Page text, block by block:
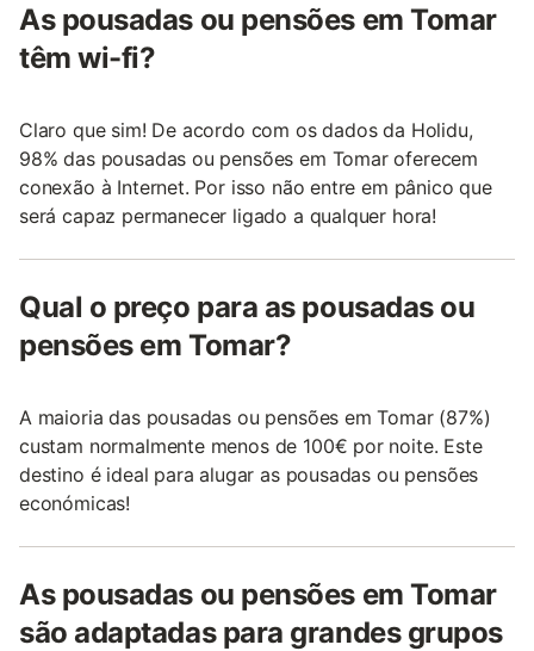
As pousadas ou pensões em Tomar
têm wi-fi?
Claro que sim! De acordo com os dados da Holidu,
98% das pousadas ou pensões em Tomar oferecem
conexão à Internet. Por isso não entre em pânico que
será capaz permanecer ligado a qualquer hora!
Qual o preço para as pousadas ou
pensões em Tomar?
A maioria das pousadas ou pensões em Tomar (87%)
custam normalmente menos de 100€ por noite. Este
destino é ideal para alugar as pousadas ou pensões
económicas!
As pousadas ou pensões em Tomar
são adaptadas para grandes grupos